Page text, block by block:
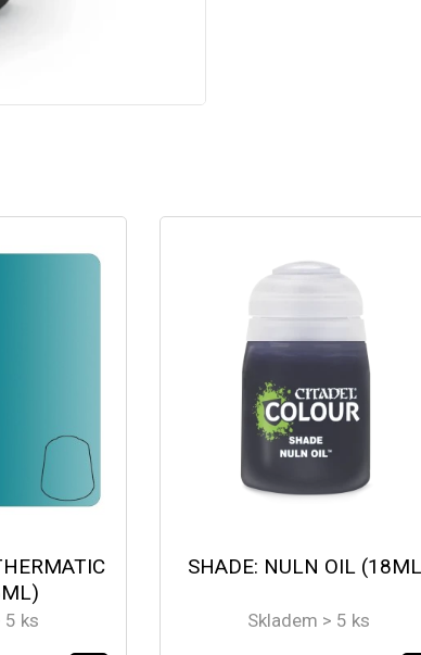
5 ks
SHADE: NULN OIL
Skladem > 5 ks